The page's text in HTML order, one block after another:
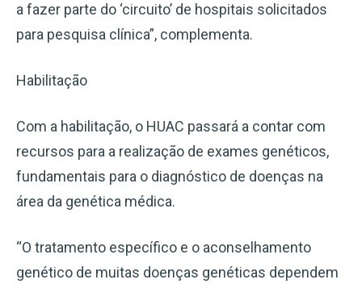
a fazer parte do ‘circuito’ de hospitais solicitados
para pesquisa clínica”, complementa.
Habilitação
Com a habilitação, o HUAC passará a contar com
recursos para a realização de exames genéticos,
fundamentais para o diagnóstico de doenças na
área da genética médica.
“O tratamento específico e o aconselhamento
genético de muitas doenças genéticas dependem